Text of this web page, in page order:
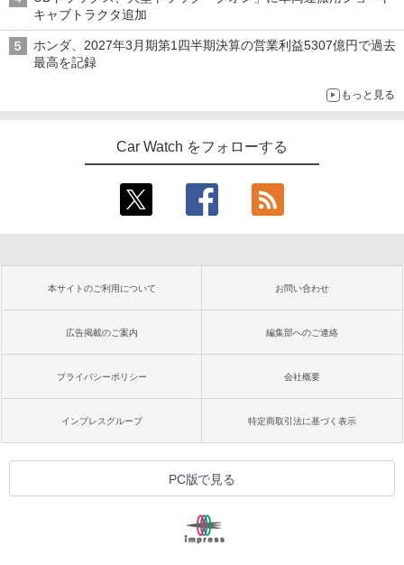
キャブトラクタ追加
ホンダ、2027年3月期第1四半期決算の営業利益5307億円で過去
最高を記録
もっと見る
Car Watch をフォローする
本サイトのご利用について お問い合わせ
広告掲載のご案内 編集部へのご連絡
プライバシーポリシー 会社概要
インプレスグループ 特定商取引法に基づく表示
PC版で見る